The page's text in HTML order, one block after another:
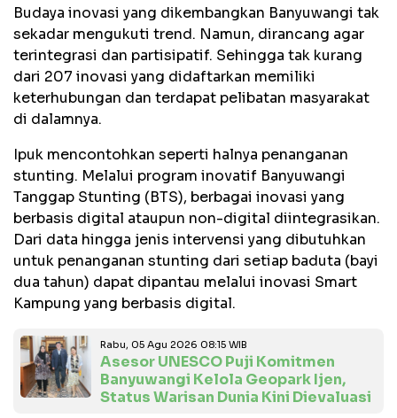
Budaya inovasi yang dikembangkan Banyuwangi tak
sekadar mengukuti trend. Namun, dirancang agar
terintegrasi dan partisipatif. Sehingga tak kurang
dari 207 inovasi yang didaftarkan memiliki
keterhubungan dan terdapat pelibatan masyarakat
di dalamnya.
Ipuk mencontohkan seperti halnya penanganan
stunting. Melalui program inovatif Banyuwangi
Tanggap Stunting (BTS), berbagai inovasi yang
berbasis digital ataupun non-digital diintegrasikan.
Dari data hingga jenis intervensi yang dibutuhkan
untuk penanganan stunting dari setiap baduta (bayi
dua tahun) dapat dipantau melalui inovasi Smart
Kampung yang berbasis digital.
Rabu, 05 Agu 2026 08:15 WIB
Asesor UNESCO Puji Komitmen
Banyuwangi Kelola Geopark Ijen,
Status Warisan Dunia Kini Dievaluasi